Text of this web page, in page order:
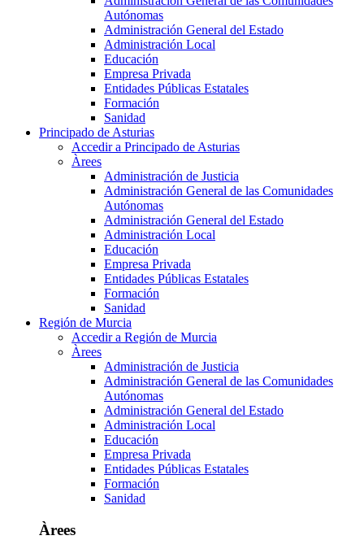
Autónomas
Administración General del Estado
Administración Local
Educación
Empresa Privada
Entidades Públicas Estatales
Formación
Sanidad
Principado de Asturias
Accedir a Principado de Asturias
Àrees
Administración de Justicia
Administración General de las Comunidades
Autónomas
Administración General del Estado
Administración Local
Educación
Empresa Privada
Entidades Públicas Estatales
Formación
Sanidad
Región de Murcia
Accedir a Región de Murcia
Àrees
Administración de Justicia
Administración General de las Comunidades
Autónomas
Administración General del Estado
Administración Local
Educación
Empresa Privada
Entidades Públicas Estatales
Formación
Sanidad
Àrees